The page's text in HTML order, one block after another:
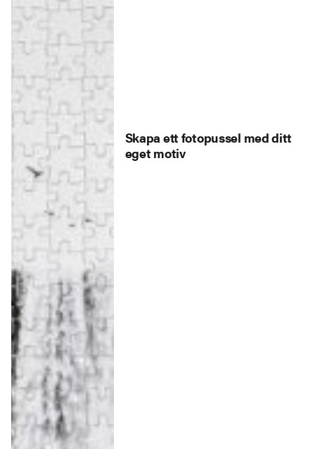
Skapa ett fotopussel med ditt
eget motiv